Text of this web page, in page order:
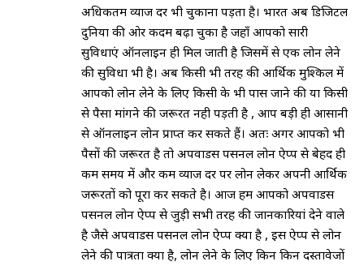
अधिकतम व्याज दर भी चुकाना पड़ता है। भारत अब डिजिटल
दुनिया की ओर कदम बढ़ा चुका है जहाँ आपको सारी
सुविधाएं ऑनलाइन ही मिल जाती है जिसमें से एक लोन लेने
की सुविधा भी है। अब किसी भी तरह की आर्थिक मुश्किल में
आपको लोन लेने के लिए किसी के भी पास जाने की या किसी
से पैसा मांगने की जरूरत नही पड़ती है , आप बड़ी ही आसानी
से ऑनलाइन लोन प्राप्त कर सकते हैं। अतः अगर आपको भी
पैसों की जरूरत है तो अपवार्डस पर्सनल लोन ऐप्प से बेहद ही
कम समय में और कम व्याज दर पर लोन लेकर अपनी आर्थिक
जरूरतों को पूरा कर सकते है। आज हम आपको अपवार्डस
पर्सनल लोन ऐप्प से जुड़ी सभी तरह की जानकारियां देने वाले
है जैसे अपवार्डस पर्सनल लोन ऐप्प क्या है , इस ऐप्प से लोन
लेने की पात्रता क्या है, लोन लेने के लिए किन किन दस्तावेजों